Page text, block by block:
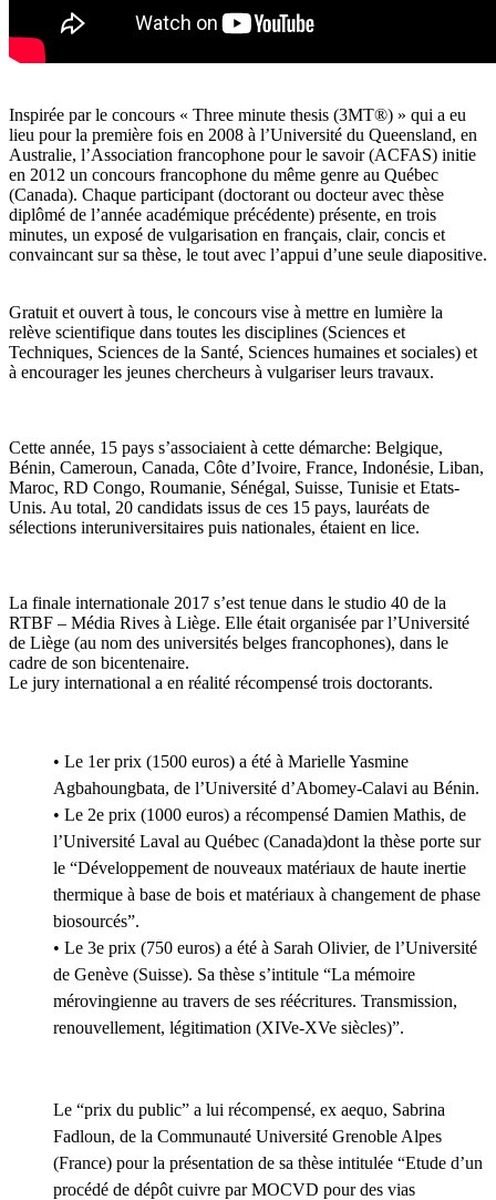
Inspirée par le concours « Three minute thesis (3MT®) » qui a eu
lieu pour la première fois en 2008 à l’Université du Queensland, en
Australie, l’Association francophone pour le savoir (ACFAS) initie
en 2012 un concours francophone du même genre au Québec
(Canada). Chaque participant (doctorant ou docteur avec thèse
diplômé de l’année académique précédente) présente, en trois
minutes, un exposé de vulgarisation en français, clair, concis et
convaincant sur sa thèse, le tout avec l’appui d’une seule diapositive.
Gratuit et ouvert à tous, le concours vise à mettre en lumière la
relève scientifique dans toutes les disciplines (Sciences et
Techniques, Sciences de la Santé, Sciences humaines et sociales) et
à encourager les jeunes chercheurs à vulgariser leurs travaux.
Cette année, 15 pays s’associaient à cette démarche: Belgique,
Bénin, Cameroun, Canada, Côte d’Ivoire, France, Indonésie, Liban,
Maroc, RD Congo, Roumanie, Sénégal, Suisse, Tunisie et Etats-
Unis. Au total, 20 candidats issus de ces 15 pays, lauréats de
sélections interuniversitaires puis nationales, étaient en lice.
La finale internationale 2017 s’est tenue dans le studio 40 de la
RTBF – Média Rives à Liège. Elle était organisée par l’Université
de Liège (au nom des universités belges francophones), dans le
cadre de son bicentenaire.
Le jury international a en réalité récompensé trois doctorants.
• Le 1er prix (1500 euros) a été à Marielle Yasmine
Agbahoungbata, de l’Université d’Abomey-Calavi au Bénin.
• Le 2e prix (1000 euros) a récompensé Damien Mathis, de
l’Université Laval au Québec (Canada)dont la thèse porte sur
le “Développement de nouveaux matériaux de haute inertie
thermique à base de bois et matériaux à changement de phase
biosourcés”.
• Le 3e prix (750 euros) a été à Sarah Olivier, de l’Université
de Genève (Suisse). Sa thèse s’intitule “La mémoire
mérovingienne au travers de ses réécritures. Transmission,
renouvellement, légitimation (XIVe-XVe siècles)”.
Le “prix du public” a lui récompensé, ex aequo, Sabrina
Fadloun, de la Communauté Université Grenoble Alpes
(France) pour la présentation de sa thèse intitulée “Etude d’un
procédé de dépôt cuivre par MOCVD pour des vias